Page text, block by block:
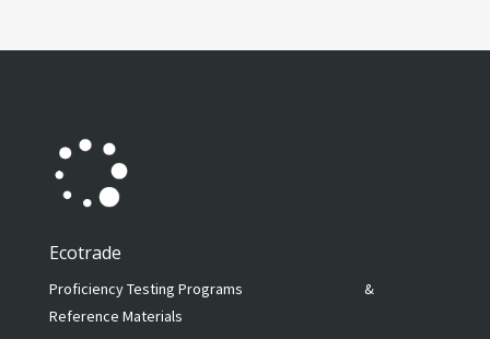
Ecotrade
Proficiency Testing Programs &
Reference Materials